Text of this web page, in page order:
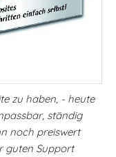
zu haben, - heute
ständig
noch preiswert
guten Support